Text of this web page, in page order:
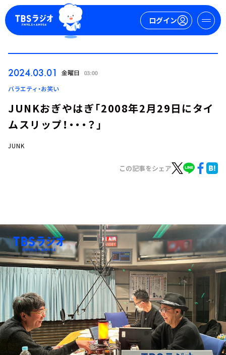
ログイン
ログイン
お知らせ
イベント・グッズ
YouTube
会社情報
2024.03.01 金曜日 03:00
バラエティ・お笑い
JUNKおぎやはぎ「2008年2月29日にタイ
ムスリップ！・・・？」
JUNK
この記事をシェア